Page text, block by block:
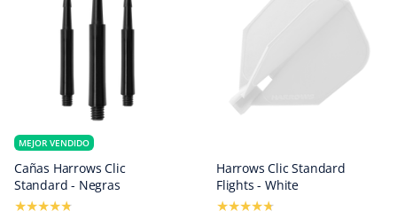
MEJOR VENDIDO
Cañas Harrows Clic
Standard - Negras
Harrows Clic Standard
Flights - White